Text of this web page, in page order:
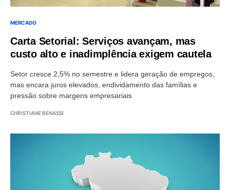
MERCADO
Carta Setorial: Serviços avançam, mas
custo alto e inadimplência exigem cautela
Setor cresce 2,5% no semestre e lidera geração de empregos,
mas encara juros elevados, endividamento das famílias e
pressão sobre margens empresariais
CHRISTIANE BENASSI